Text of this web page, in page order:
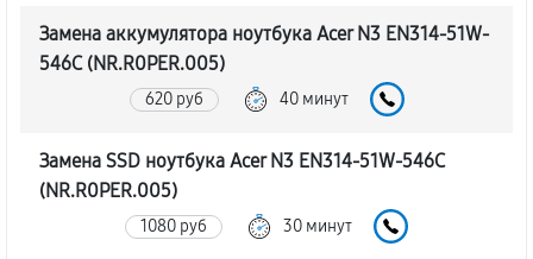
Замена аккумулятора ноутбука Acer N3 EN314-51W-
546C (NR.R0PER.005)
620 руб 40 минут
Замена SSD ноутбука Acer N3 EN314-51W-546C
(NR.R0PER.005)
1080 руб 30 минут